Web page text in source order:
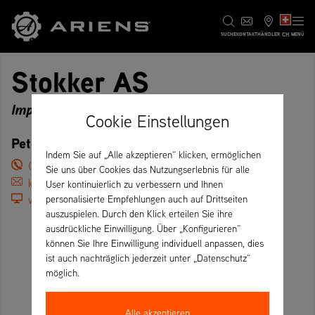
SUCHEKONTAKTHÄNDLER CH MENÜ
Stokker AS
Importeur
Peterburi tee 44, 11415 Tallinn – Estland
(+372) 655 55 11
klient@stokker.com
www.stokker.com
Cookie Einstellungen
Indem Sie auf „Alle akzeptieren“ klicken, ermöglichen
Sie uns über Cookies das Nutzungserlebnis für alle
User kontinuierlich zu verbessern und Ihnen
personalisierte Empfehlungen auch auf Drittseiten
auszuspielen. Durch den Klick erteilen Sie ihre
ausdrückliche Einwilligung. Über „Konfigurieren“
können Sie Ihre Einwilligung individuell anpassen, dies
ist auch nachträglich jederzeit unter „Datenschutz“
möglich.